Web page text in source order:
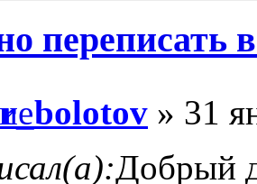
переписать
» 31
Добрый